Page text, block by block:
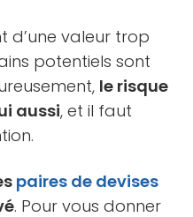
d’une valeur trop
potentiels sont
le risque
aussi, et il faut
paires de devises
. Pour vous donner